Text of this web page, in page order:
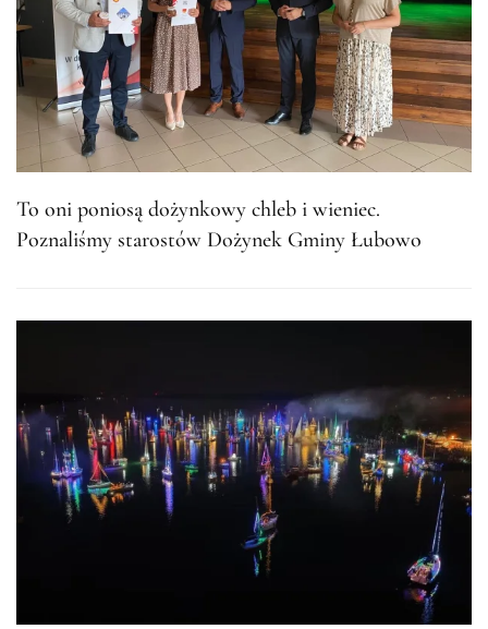
To oni poniosą dożynkowy chleb i wieniec.
Poznaliśmy starostów Dożynek Gminy Łubowo